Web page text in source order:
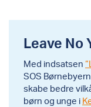
Leave No
Med indsatsen
SOS
skabe bedre
børn og unge i